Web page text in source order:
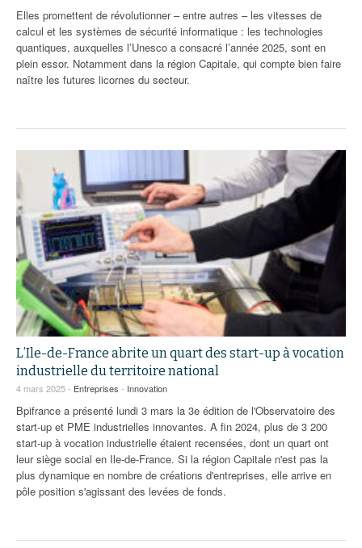
Elles promettent de révolutionner – entre autres – les vitesses de
calcul et les systèmes de sécurité informatique : les technologies
quantiques, auxquelles l’Unesco a consacré l’année 2025, sont en
plein essor. Notamment dans la région Capitale, qui compte bien faire
naître les futures licornes du secteur.
L’Ile-de-France abrite un quart des start-up à vocation
industrielle du territoire national
4 mars 2025 - Entreprises - Innovation
Bpifrance a présenté lundi 3 mars la 3e édition de l'Observatoire des
start-up et PME industrielles innovantes. A fin 2024, plus de 3 200
start-up à vocation industrielle étaient recensées, dont un quart ont
leur siège social en Ile-de-France. Si la région Capitale n'est pas la
plus dynamique en nombre de créations d'entreprises, elle arrive en
pôle position s'agissant des levées de fonds.